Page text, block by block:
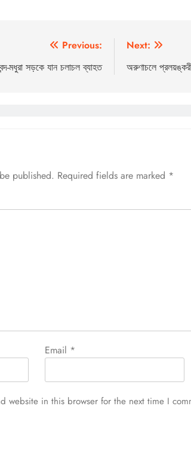
Previous:
মধুরা সড়কে যান চলাচল ব্যাহত
Next:
অরুণাচলে
published. Required fields are marked *
Email *
website in this browser for the next time I